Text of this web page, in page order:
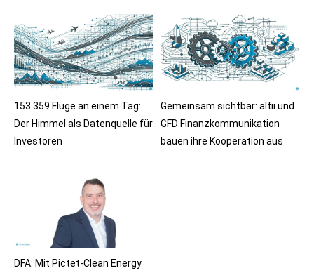
153.359 Flüge an einem Tag:
Der Himmel als Datenquelle für
Investoren
Gemeinsam sichtbar: altii und
GFD Finanzkommunikation
bauen ihre Kooperation aus
DFA: Mit Pictet-Clean Energy